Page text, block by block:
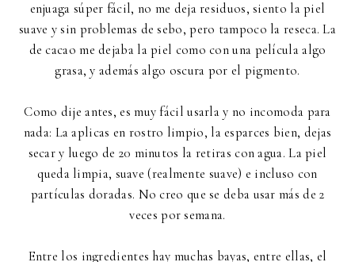
enjuaga súper fácil, no me deja residuos, siento la piel
suave y sin problemas de sebo, pero tampoco la reseca. La
de cacao me dejaba la piel como con una película algo
grasa, y además algo oscura por el pigmento.
Como dije antes, es muy fácil usarla y no incomoda para
nada: La aplicas en rostro limpio, la esparces bien, dejas
secar y luego de 20 minutos la retiras con agua. La piel
queda limpia, suave (realmente suave) e incluso con
partículas doradas. No creo que se deba usar más de 2
veces por semana.
Entre los ingredientes hay muchas bayas, entre ellas, el